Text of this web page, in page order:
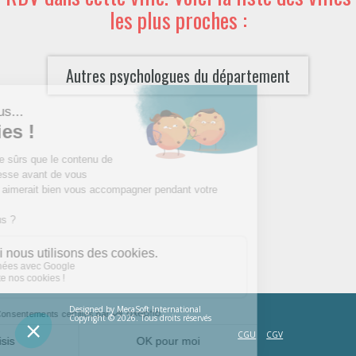
les plus proches :
Autres psychologues du département
Designed by MecaSoft International
Copyright © 2026. Tous droits réservés
CGU
CGV